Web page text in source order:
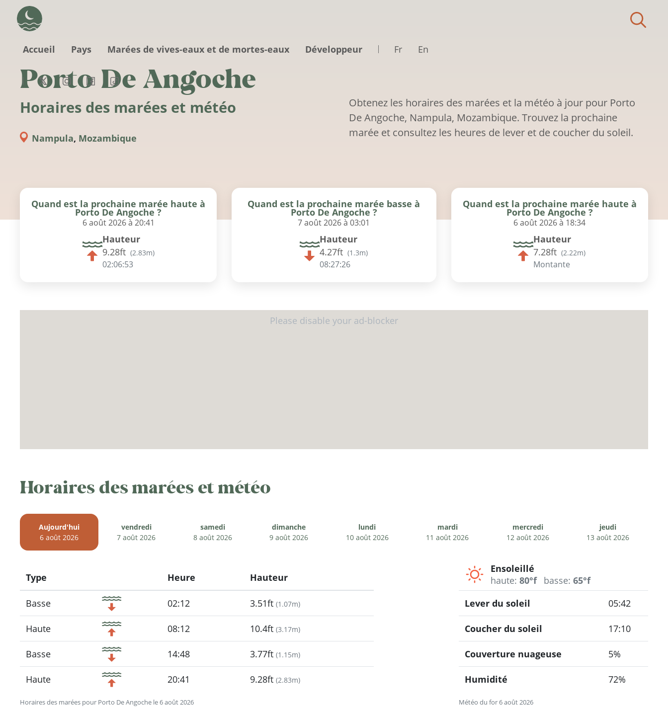
Accueil
Pays Marées de vives-eaux et de mortes-eaux Développeur Fr En
Porto De Angoche
Horaires des marées et météo
Nampula, Mozambique
Obtenez les horaires des marées et la météo à jour pour Porto
De Angoche, Nampula, Mozambique. Trouvez la prochaine
marée et consultez les heures de lever et de coucher du soleil.
Quand est la prochaine marée haute à
Porto De Angoche ?
6 août 2026 à 20:41
Hauteur
9.28ft (2.83m)
02:06:52
Quand est la prochaine marée basse à
Porto De Angoche ?
7 août 2026 à 03:01
Hauteur
4.27ft (1.3m)
08:27:25
Quand est la prochaine marée haute à
Porto De Angoche ?
6 août 2026 à 18:34
Hauteur
7.28ft (2.22m)
Montante
Horaires des marées et météo
Aujourd'hui
6 août 2026
vendredi
7 août 2026
samedi
8 août 2026
dimanche
9 août 2026
lundi
10 août 2026
mardi
11 août 2026
mercredi
12 août 2026
jeudi
13 août 2026
Horaires des marées pour Porto De Angoche le 6 août 2026
Type
Icon
Heure Hauteur
Basse 02:12 3.51ft (1.07m)
Haute 08:12 10.4ft (3.17m)
Basse 14:48 3.77ft (1.15m)
Haute 20:41 9.28ft (2.83m)
Ensoleillé
haute: 80°f basse: 65°f
Météo du for 6 août 2026
Lever du soleil 05:42
Coucher du soleil 17:10
Couverture nuageuse 5%
Humidité 72%